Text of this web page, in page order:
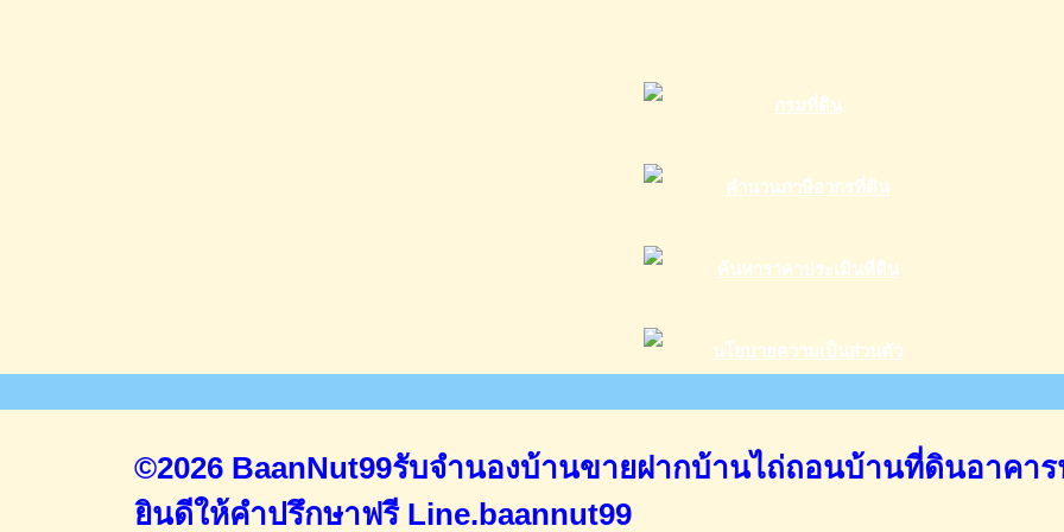
©2026 BaanNut99รับจำนองบ้านขายฝากบ้านไถ่ถอนบ้านที่ดินอาคาร
ยินดีให้คำปรึกษาฟรี Line.baannut99